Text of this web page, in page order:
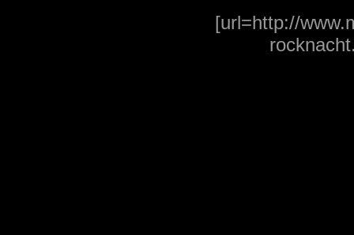
[url=http://